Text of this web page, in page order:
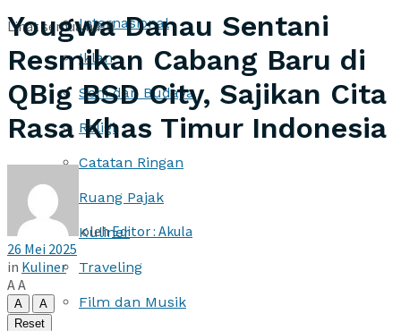
Internasional
Iklan
Seni dan Budaya
Religi
Catatan Ringan
Ruang Pajak
Kuliner
Traveling
Film dan Musik
Lihat semua hasil
Yougwa Danau Sentani
Resmikan Cabang Baru di
QBig BSD City, Sajikan Cita
Rasa Khas Timur Indonesia
olehEditor : Akula
26 Mei 2025
in Kuliner
AA
A
A
Reset